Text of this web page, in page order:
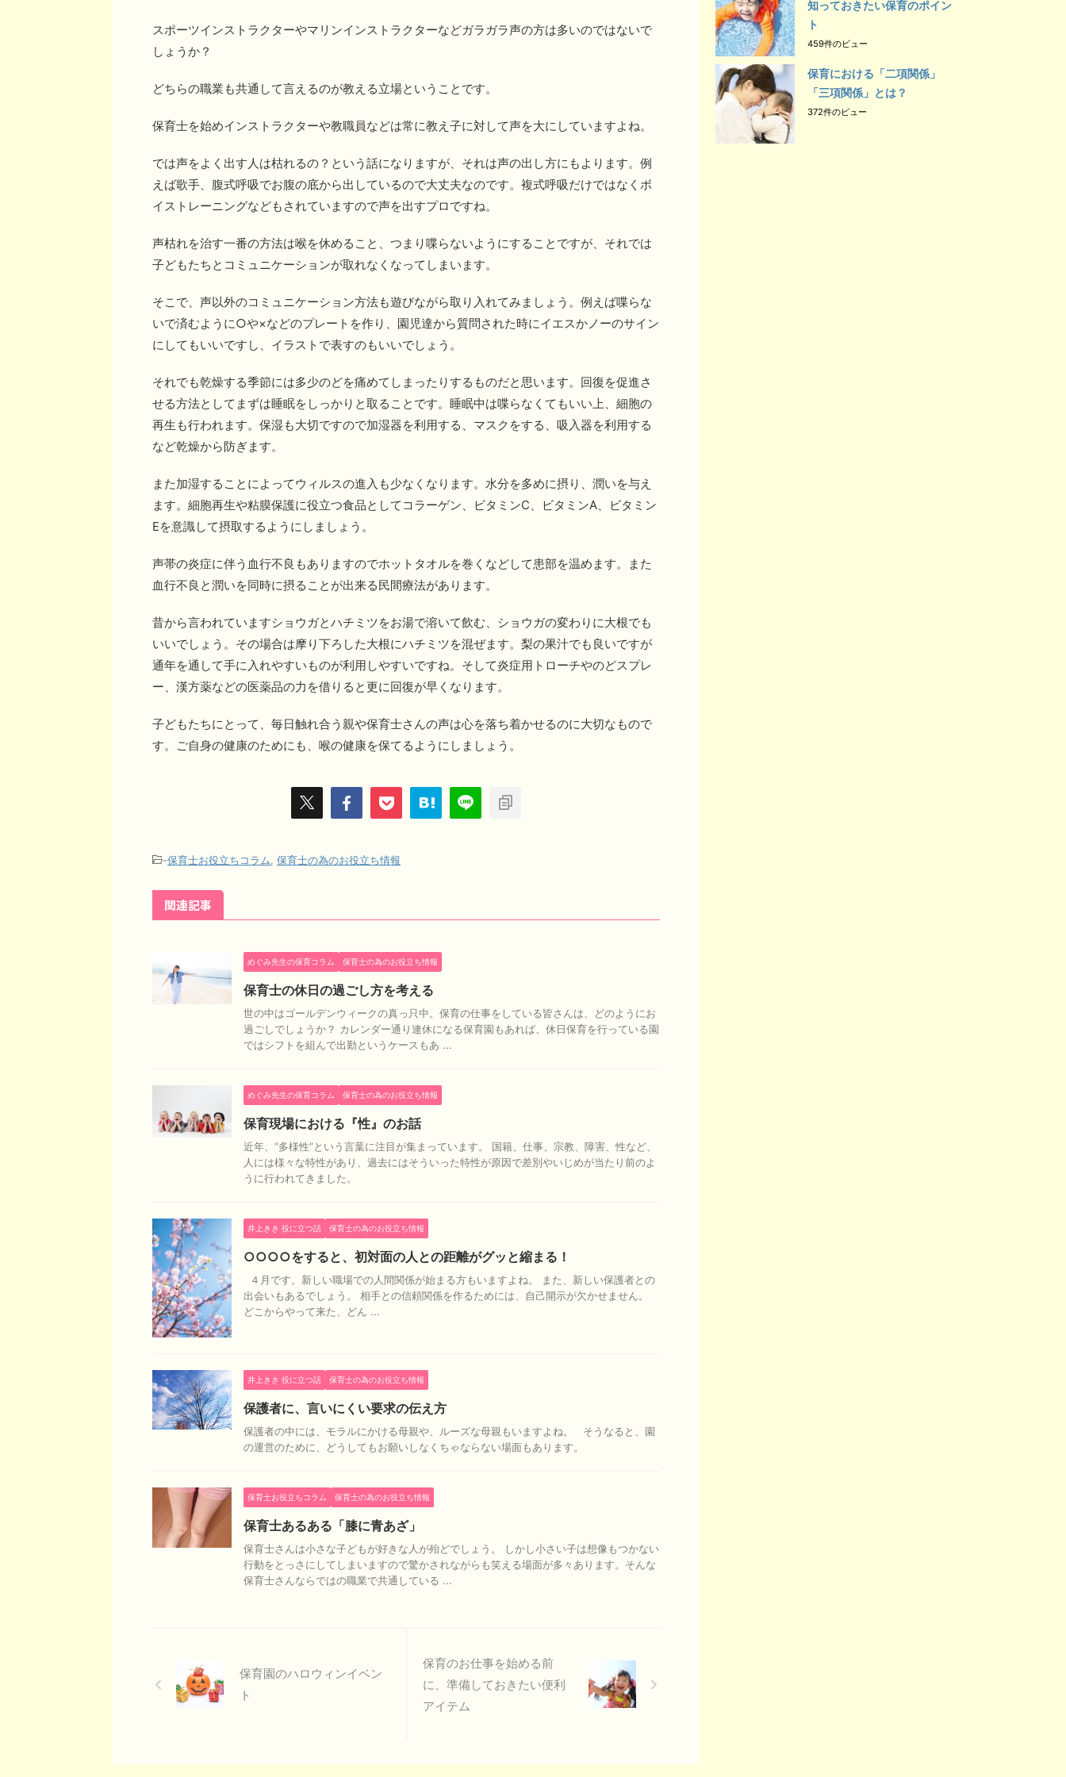
スポーツインストラクターやマリンインストラクターなどガラガラ声の方は多いのではないで
しょうか？
どちらの職業も共通して言えるのが教える立場ということです。
保育士を始めインストラクターや教職員などは常に教え子に対して声を大にしていますよね。
では声をよく出す人は枯れるの？という話になりますが、それは声の出し方にもよります。例
えば歌手、腹式呼吸でお腹の底から出しているので大丈夫なのです。複式呼吸だけではなくボ
イストレーニングなどもされていますので声を出すプロですね。
声枯れを治す一番の方法は喉を休めること、つまり喋らないようにすることですが、それでは
子どもたちとコミュニケーションが取れなくなってしまいます。
そこで、声以外のコミュニケーション方法も遊びながら取り入れてみましょう。例えば喋らな
いで済むように○や×などのプレートを作り、園児達から質問された時にイエスかノーのサイン
にしてもいいですし、イラストで表すのもいいでしょう。
それでも乾燥する季節には多少のどを痛めてしまったりするものだと思います。回復を促進さ
せる方法としてまずは睡眠をしっかりと取ることです。睡眠中は喋らなくてもいい上、細胞の
再生も行われます。保湿も大切ですので加湿器を利用する、マスクをする、吸入器を利用する
など乾燥から防ぎます。
また加湿することによってウィルスの進入も少なくなります。水分を多めに摂り、潤いを与え
ます。細胞再生や粘膜保護に役立つ食品としてコラーゲン、ビタミンC、ビタミンA、ビタミン
Eを意識して摂取するようにしましょう。
声帯の炎症に伴う血行不良もありますのでホットタオルを巻くなどして患部を温めます。また
血行不良と潤いを同時に摂ることが出来る民間療法があります。
昔から言われていますショウガとハチミツをお湯で溶いて飲む、ショウガの変わりに大根でも
いいでしょう。その場合は摩り下ろした大根にハチミツを混ぜます。梨の果汁でも良いですが
通年を通して手に入れやすいものが利用しやすいですね。そして炎症用トローチやのどスプレ
ー、漢方薬などの医薬品の力を借りると更に回復が早くなります。
子どもたちにとって、毎日触れ合う親や保育士さんの声は心を落ち着かせるのに大切なもので
す。ご自身の健康のためにも、喉の健康を保てるようにしましょう。
-保育士お役立ちコラム 保育士の為のお役立ち情報
関連記事
めぐみ先生の保育コラム 保育士の為のお役立ち情報
保育士の休日の過ごし方を考える
世の中はゴールデンウィークの真っ只中。保育の仕事をしている皆さんは、どのようにお
過ごしでしょうか？ カレンダー通り連休になる保育園もあれば、休日保育を行っている園
ではシフトを組んで出勤というケースもあ ...
めぐみ先生の保育コラム 保育士の為のお役立ち情報
保育現場における『性』のお話
近年、“多様性”という言葉に注目が集まっています。 国籍、仕事、宗教、障害、性など、
人には様々な特性があり、過去にはそういった特性が原因で差別やいじめが当たり前のよ
うに行われてきました。
井上きき 役に立つ話 保育士の為のお役立ち情報
○○○○をすると、初対面の人との距離がグッと縮まる！
４月です。新しい職場での人間関係が始まる方もいますよね。 また、新しい保護者との
出会いもあるでしょう。 相手との信頼関係を作るためには、自己開示が欠かせません。
どこからやって来た、どん ...
井上きき 役に立つ話 保育士の為のお役立ち情報
保護者に、言いにくい要求の伝え方
保護者の中には、モラルにかける母親や、ルーズな母親もいますよね。 そうなると、園
の運営のために、どうしてもお願いしなくちゃならない場面もあります。
保育士お役立ちコラム 保育士の為のお役立ち情報
保育士あるある「膝に青あざ」
保育士さんは小さな子どもが好きな人が殆どでしょう。 しかし小さい子は想像もつかない
行動をとっさにしてしまいますので驚かされながらも笑える場面が多々あります。そんな
保育士さんならではの職業で共通している ...
保育園のハロウィンイベン
ト
保育のお仕事を始める前
に、準備しておきたい便利
アイテム
知っておきたい保育のポイン
ト
459件のビュー
保育における「二項関係」
「三項関係」とは？
372件のビュー